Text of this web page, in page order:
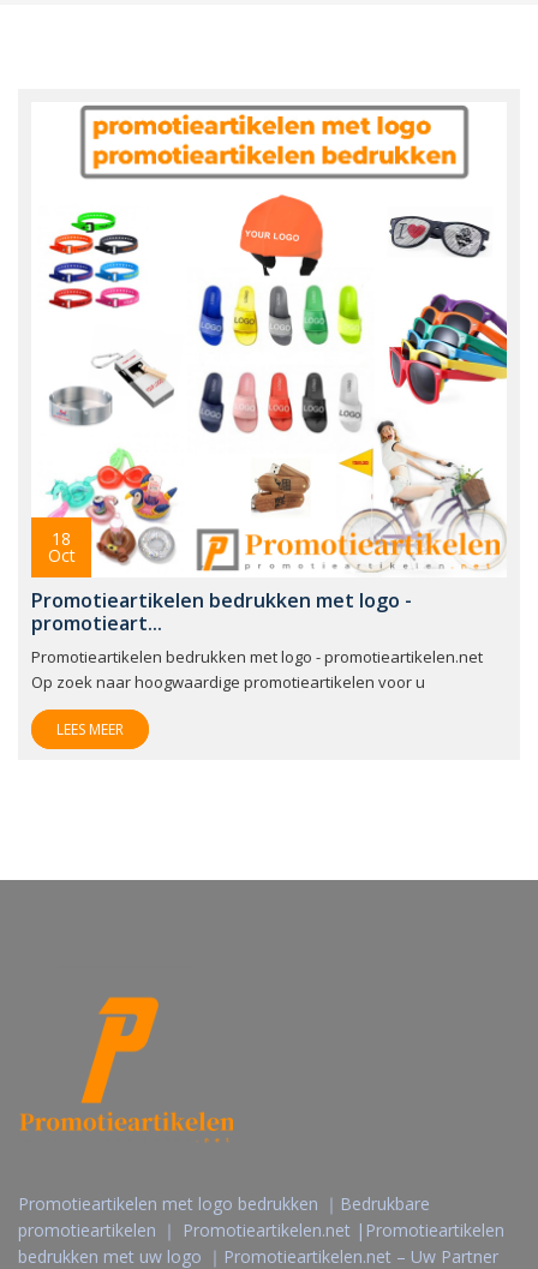
18
Oct
Promotieartikelen bedrukken met logo -
promotieart...
Promotieartikelen bedrukken met logo - promotieartikelen.net
Op zoek naar hoogwaardige promotieartikelen voor u
LEES MEER
Promotieartikelen met logo bedrukken ｜Bedrukbare
promotieartikelen ｜ Promotieartikelen.net |Promotieartikelen
bedrukken met uw logo ｜Promotieartikelen.net – Uw Partner